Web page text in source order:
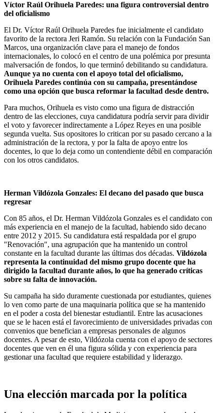
Víctor Raúl Orihuela Paredes: una figura controversial dentro
del oficialismo
El Dr. Víctor Raúl Orihuela Paredes fue inicialmente el candidato
favorito de la rectora Jeri Ramón. Su relación con la Fundación San
Marcos, una organización clave para el manejo de fondos
internacionales, lo colocó en el centro de una polémica por presunta
malversación de fondos, lo que terminó debilitando su candidatura.
Aunque ya no cuenta con el apoyo total del oficialismo,
Orihuela Paredes continúa con su campaña, presentándose
como una opción que busca reformar la facultad desde dentro.
Para muchos, Orihuela es visto como una figura de distracción
dentro de las elecciones, cuya candidatura podría servir para dividir
el voto y favorecer indirectamente a López Reyes en una posible
segunda vuelta. Sus opositores lo critican por su pasado cercano a la
administración de la rectora, y por la falta de apoyo entre los
docentes, lo que lo deja como un contendiente débil en comparación
con los otros candidatos.
Herman Vildózola Gonzales: El decano del pasado que busca
regresar
Con 85 años, el Dr. Herman Vildózola Gonzales es el candidato con
más experiencia en el manejo de la facultad, habiendo sido decano
entre 2012 y 2015. Su candidatura está respaldada por el grupo
"Renovación", una agrupación que ha mantenido un control
constante en la facultad durante las últimas dos décadas. Vildózola
representa la continuidad del mismo grupo docente que ha
dirigido la facultad durante años, lo que ha generado críticas
sobre su falta de innovación.
Su campaña ha sido duramente cuestionada por estudiantes, quienes
lo ven como parte de una maquinaria política que se ha mantenido
en el poder a costa del bienestar estudiantil. Entre las acusaciones
que se le hacen está el favorecimiento de universidades privadas con
convenios que benefician a empresas personales de algunos
docentes. A pesar de esto, Vildózola cuenta con el apoyo de sectores
docentes que ven en él una figura sólida y con experiencia para
gestionar una facultad que requiere estabilidad y liderazgo.
Una elección marcada por la política